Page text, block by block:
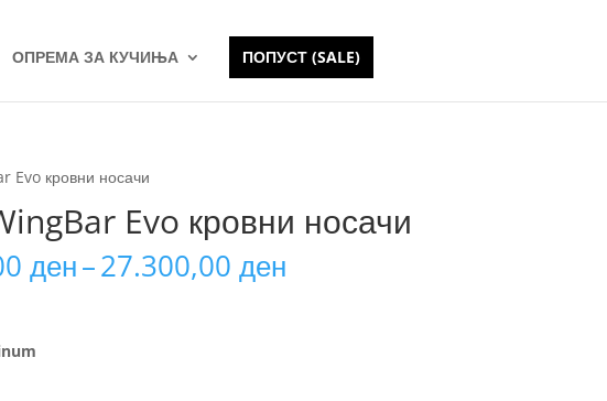
ОПРЕМА ЗА КУЧИЊА ПОПУСТ (SALE)
Evo кровни носачи
Evo кровни носачи
ден–27.300,00 денPrice
range: